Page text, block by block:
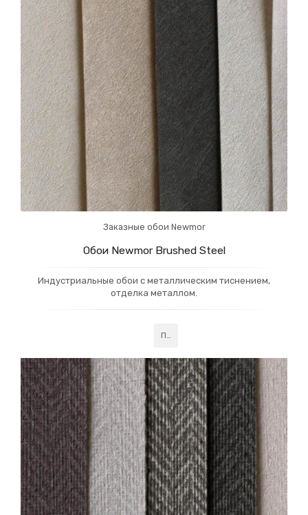
Заказные обои Newmor
Обои Newmor Brushed Steel
Индустриальные обои с металлическим тиснением,
отделка металлом.